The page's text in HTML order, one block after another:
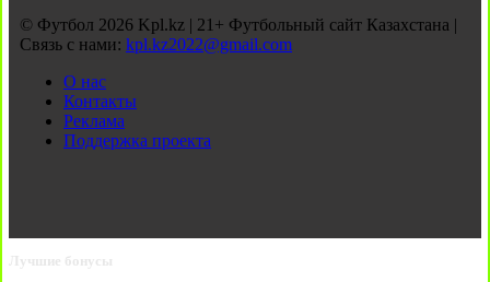
© Футбол 2026 Kpl.kz | 21+ Футбольный сайт Казахстана |
Связь с нами: kpl.kz2022@gmail.com
О нас
Контакты
Реклама
Поддержка проекта
Лучшие бонусы